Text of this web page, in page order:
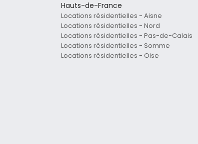
Hauts-de-France
Locations résidentielles - Aisne
Locations résidentielles - Nord
Locations résidentielles - Pas-de-Calais
Locations résidentielles - Somme
Locations résidentielles - Oise